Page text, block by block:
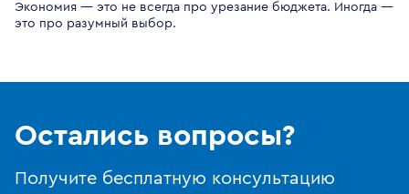
Экономия — это не всегда про урезание бюджета. Иногда —
это про разумный выбор.
Остались вопросы?
Получите бесплатную консультацию